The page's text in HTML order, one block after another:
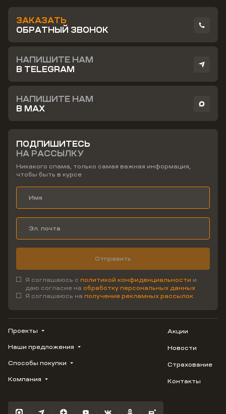
ЗАКАЗАТЬ
ОБРАТНЫЙ ЗВОНОК
НАПИШИТЕ НАМ
В TELEGRAM
НАПИШИТЕ НАМ
В MAX
ПОДПИШИТЕСЬ
НА РАССЫЛКУ
Никакого спама, только самая важная информация,
чтобы быть в курсе
Отправить
Я соглашаюсь с политикой конфиденциальности и
даю согласие на обработку персональных данных
Я соглашаюсь на получение рекламных рассылок
Проекты
ВЕРН
1799
Наши предложения
Купить квартиру
Студию
Способы покупки
Трейд-ин
Компания
Карьера
Акции
Новости
Страхование
Контакты